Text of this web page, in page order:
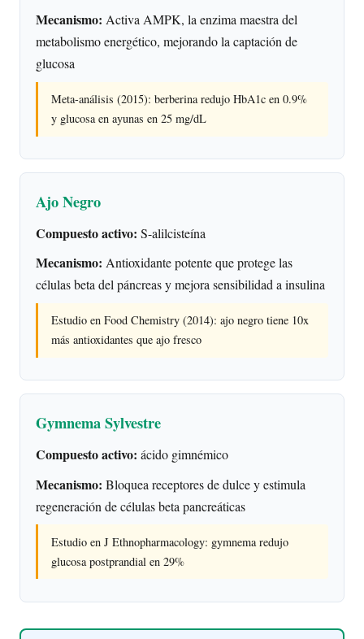
Mecanismo: Activa AMPK, la enzima maestra del
metabolismo energético, mejorando la captación de
glucosa
Meta-análisis (2015): berberina redujo HbA1c en 0.9%
y glucosa en ayunas en 25 mg/dL
Ajo Negro
Compuesto activo: S-alilcisteína
Mecanismo: Antioxidante potente que protege las
células beta del páncreas y mejora sensibilidad a insulina
Estudio en Food Chemistry (2014): ajo negro tiene 10x
más antioxidantes que ajo fresco
Gymnema Sylvestre
Compuesto activo: ácido gimnémico
Mecanismo: Bloquea receptores de dulce y estimula
regeneración de células beta pancreáticas
Estudio en J Ethnopharmacology: gymnema redujo
glucosa postprandial en 29%